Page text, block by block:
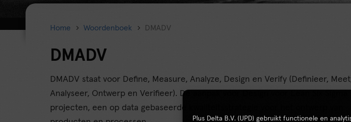
Plus Delta B.V. (UPD) gebruikt functionele en
Home Woordenboek DMADV
DMADV
DMADV staat voor Define, Measure, Analyze, Design en Verify (Definieer,
Analyseer, Ontwerp en Verifieer). De aanpak voor Design voor Lean Six Sigma
projecten, een op data gebaseerde kwaliteitsstrategie voor het ontwerp van